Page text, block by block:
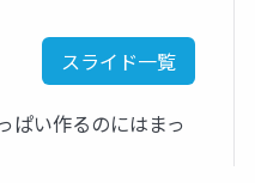
スライド一覧
ぱい作るのにはまっ